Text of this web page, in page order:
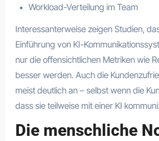
Workload-Verteilung im Team
Interessanterweise zeigen Studien,
Einführung von KI-
nur die offensichtlichen Metriken wie
besser werden. Auch die
meist deutlich an – selbst wenn die
dass sie teilweise mit einer KI
Die menschliche